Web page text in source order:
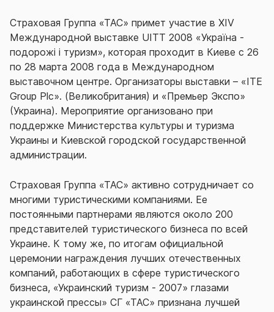
Страховая Группа «ТАС» примет участие в XIV
Международной выставке UІTT 2008 «Україна -
подорожі і туризм», которая проходит в Киеве с 26
по 28 марта 2008 года в Международном
выставочном центре. Организаторы выставки – «ITE
Group Plc». (Великобритания) и «Премьер Экспо»
(Украина). Мероприятие организовано при
поддержке Министерства культуры и туризма
Украины и Киевской городской государственной
администрации.
Страховая Группа «ТАС» активно сотрудничает со
многими туристическими компаниями. Ее
постоянными партнерами являются около 200
представителей туристического бизнеса по всей
Украине. К тому же, по итогам официальной
церемонии награждения лучших отечественных
компаний, работающих в сфере туристического
бизнеса, «Украинский туризм - 2007» глазами
украинской прессы» СГ «ТАС» признана лучшей